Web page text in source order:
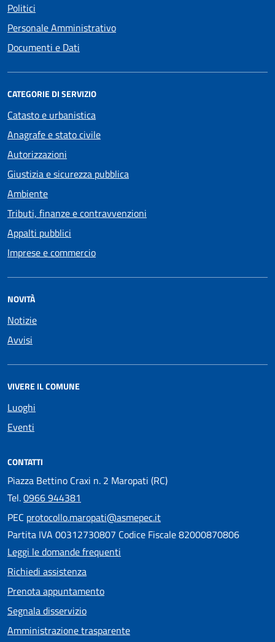
Politici
Personale Amministrativo
Documenti e Dati
CATEGORIE DI SERVIZIO
Catasto e urbanistica
Anagrafe e stato civile
Autorizzazioni
Giustizia e sicurezza pubblica
Ambiente
Tributi, finanze e contravvenzioni
Appalti pubblici
Imprese e commercio
NOVITÀ
Notizie
Avvisi
VIVERE IL COMUNE
Luoghi
Eventi
CONTATTI
Piazza Bettino Craxi n. 2 Maropati (RC)
Tel.0966 944381
PEC protocollo.maropati@asmepec.it
Partita IVA 00312730807 Codice Fiscale 82000870806
Leggi le domande frequenti
Richiedi assistenza
Prenota appuntamento
Segnala disservizio
Amministrazione trasparente